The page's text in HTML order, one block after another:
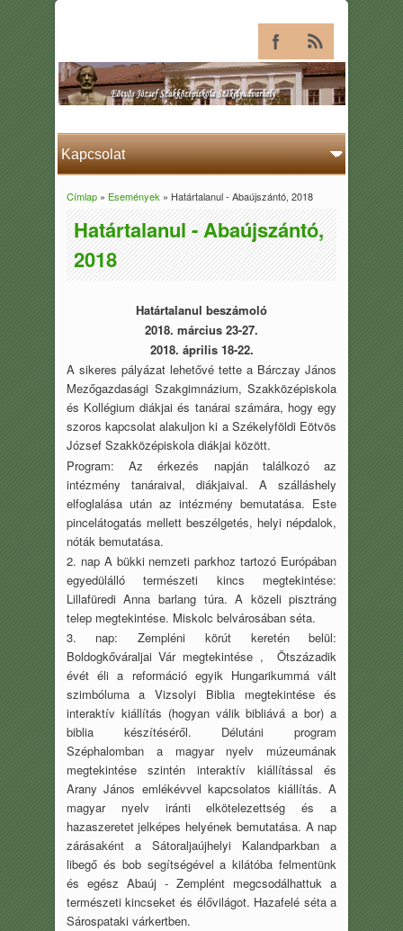
Jelenlegi hely
Címlap» Események » Határtalanul - Abaújszántó, 2018
Határtalanul - Abaújszántó,
2018
Határtalanul beszámoló
2018. március 23-27.
2018. április 18-22.
A sikeres pályázat lehetővé tette a Bárczay János
Mezőgazdasági Szakgimnázium, Szakközépiskola
és Kollégium diákjai és tanárai számára, hogy egy
szoros kapcsolat alakuljon ki a Székelyföldi Eötvös
József Szakközépiskola diákjai között.
Program: Az érkezés napján találkozó az
intézmény tanáraival, diákjaival. A szálláshely
elfoglalása után az intézmény bemutatása. Este
pincelátogatás mellett beszélgetés, helyi népdalok,
nóták bemutatása.
2. nap A bükki nemzeti parkhoz tartozó Európában
egyedülálló természeti kincs megtekintése:
Lillafüredi Anna barlang túra. A közeli pisztráng
telep megtekintése. Miskolc belvárosában séta.
3. nap: Zempléni körút keretén belül:
Boldogkőváraljai Vár megtekintése , Ötszázadik
évét éli a reformáció egyik Hungarikummá vált
szimbóluma a Vizsolyi Biblia megtekintése és
interaktív kiállítás (hogyan válik bibliává a bor) a
biblia készítéséről. Délutáni program
Széphalomban a magyar nyelv múzeumának
megtekintése szintén interaktív kiállítással és
Arany János emlékévvel kapcsolatos kiállítás. A
magyar nyelv iránti elkötelezettség és a
hazaszeretet jelképes helyének bemutatása. A nap
zárásaként a Sátoraljaújhelyi Kalandparkban a
libegő és bob segítségével a kilátóba felmentünk
és egész Abaúj - Zemplént megcsodálhattuk a
természeti kincseket és élővilágot. Hazafelé séta a
Sárospataki várkertben.